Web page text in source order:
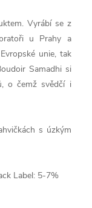
Vyrábí se z
u Prahy a
unie, tak
Samadhi si
o čemž svědčí i
s úzkým
Label: 5-7%